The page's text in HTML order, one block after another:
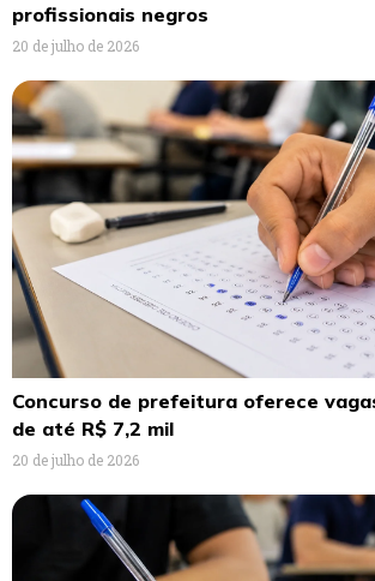
profissionais negros
20 de julho de 2026
Concurso de prefeitura oferece
de até R$ 7,2 mil
20 de julho de 2026